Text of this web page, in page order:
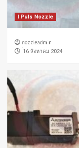
I Puls Nozzle
nozzleadmin
่16 สิงหาคม 2024